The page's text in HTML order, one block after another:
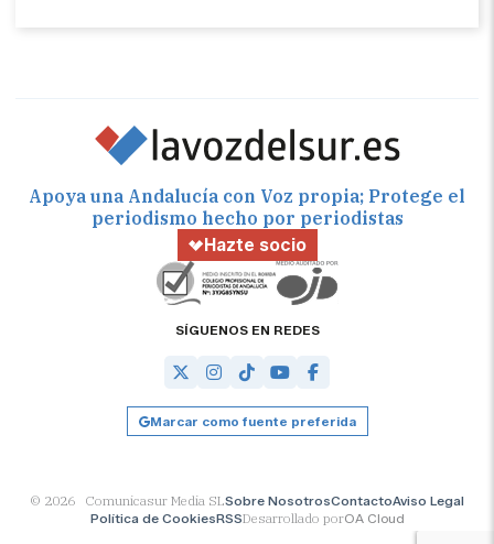
Apoya una Andalucía con Voz propia; Protege el
periodismo hecho por periodistas
Hazte socio
SÍGUENOS EN REDES
Marcar como fuente preferida
© 2026 Comunicasur Media SLSobre NosotrosContactoAviso Legal
Política de CookiesRSSDesarrollado porOA Cloud